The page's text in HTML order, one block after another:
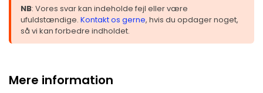
NB: Vores svar kan indeholde fejl eller være
ufuldstændige. Kontakt os gerne, hvis du opdager noget,
så vi kan forbedre indholdet.
Mere information